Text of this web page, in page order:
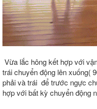
Vừa lắc hông kết hợp với
trái chuyển động lên xuống(
phải và trái để trước ngực
hợp với bất kỳ chuyển động